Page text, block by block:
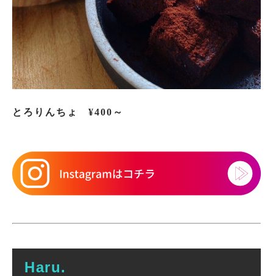
とろりんちょ¥400～
Haru.